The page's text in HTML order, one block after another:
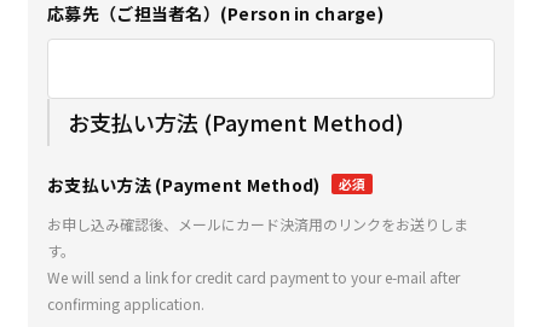
応募先（ご担当者名）(Person in charge)
お支払い方法 (Payment Method)
お支払い方法 (Payment Method) 必須
お申し込み確認後、メールにカード決済用のリンクをお送りしま
す。
We will send a link for credit card payment to your e-mail after
confirming application.